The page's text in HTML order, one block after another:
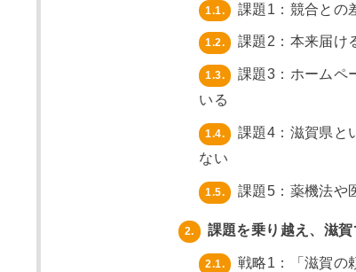
1.1. 課題1：競合との
1.2. 課題2：本来届け
1.3.
課題3：ホームペ
いる
1.4.
課題4：滋賀県と
ない
1.5. 課題5：薬機法や
2. 課題を乗り越え、滋
2.1.
戦略1：「滋賀の